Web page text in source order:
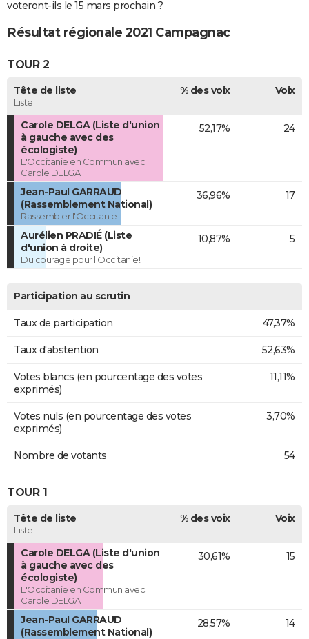
voteront-ils le 15 mars prochain ?
Résultat régionale 2021 Campagnac
TOUR 2
Tête de liste
Liste
% des voix Voix
Carole DELGA (Liste d'union
à gauche avec des
écologiste)
L'Occitanie en Commun avec
Carole DELGA
52,17% 24
Jean-Paul GARRAUD
(Rassemblement National)
Rassembler l'Occitanie
36,96% 17
Aurélien PRADIÉ (Liste
d'union à droite)
Du courage pour l'Occitanie!
10,87% 5
Participation au scrutin
Taux de participation 47,37%
Taux d'abstention 52,63%
Votes blancs (en pourcentage des votes
exprimés)
11,11%
Votes nuls (en pourcentage des votes
exprimés)
3,70%
Nombre de votants 54
TOUR 1
Tête de liste
Liste
% des voix Voix
Carole DELGA (Liste d'union
à gauche avec des
écologiste)
L'Occitanie en Commun avec
Carole DELGA
30,61% 15
Jean-Paul GARRAUD
(Rassemblement National)
28,57% 14